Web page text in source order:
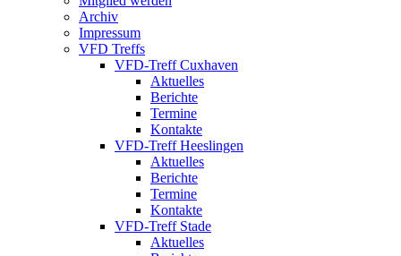
Archiv
Impressum
VFD Treffs
VFD-Treff Cuxhaven
Aktuelles
Berichte
Termine
Kontakte
VFD-Treff Heeslingen
Aktuelles
Berichte
Termine
Kontakte
VFD-Treff Stade
Aktuelles